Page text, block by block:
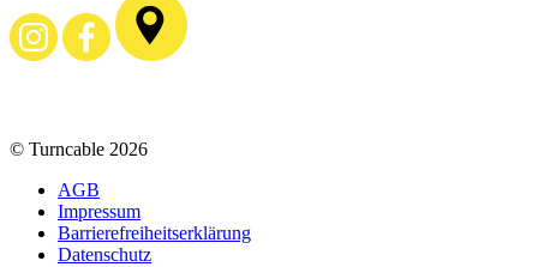
© Turncable 2026
AGB
Impressum
Barrierefreiheitserklärung
Datenschutz